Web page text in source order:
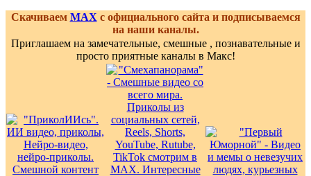
Скачиваем MAXс официального сайта и подписываемся
на наши каналы.
Приглашаем на замечательные, смешные , познавательные и
просто приятные каналы в Макс!